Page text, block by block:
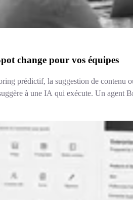
change pour vos équipes
prédictif, la suggestion de contenu
à une IA qui exécute. Un agent